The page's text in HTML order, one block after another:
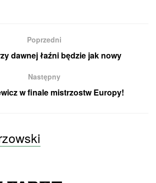
Poprzedni
dawnej łaźni będzie jak nowy
Następny
w finale mistrzostw Europy!